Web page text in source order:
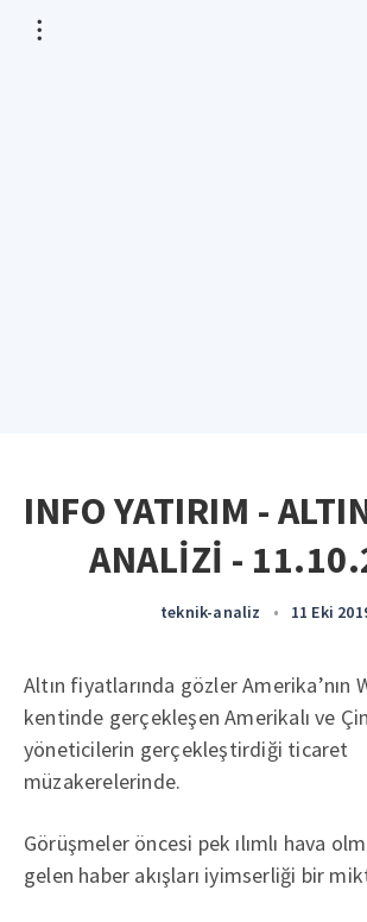
INFO YATIRIM -
ANALİZİ -
teknik-analiz • 11 Eki
Altın fiyatlarında gözler Amerika’nın
kentinde gerçekleşen Amerikalı ve
yöneticilerin gerçekleştirdiği ticaret
müzakerelerinde.
Görüşmeler öncesi pek ılımlı hava
gelen haber akışları iyimserliği bir